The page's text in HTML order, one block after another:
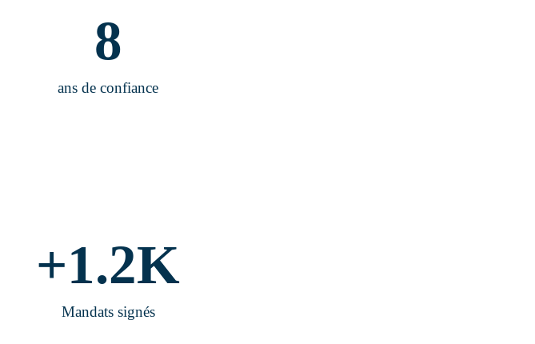
ans de confiance
8
Mandats signés
+1.2K